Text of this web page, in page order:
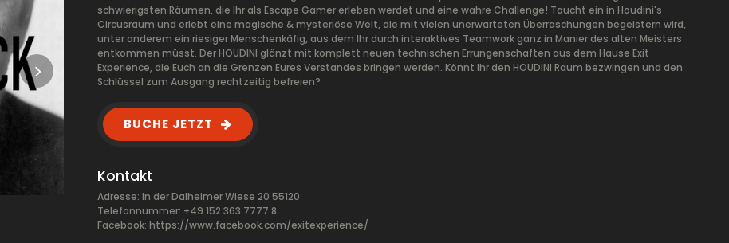
schwierigsten Räumen, die Ihr als Escape Gamer erleben werdet und eine wahre Challenge! Taucht ein in Houdini's
Circusraum und erlebt eine magische & mysteriöse Welt, die mit vielen unerwarteten Überraschungen begeistern wird,
unter anderem ein riesiger Menschenkäfig, aus dem Ihr durch interaktives Teamwork ganz in Manier des alten Meisters
entkommen müsst. Der HOUDINI glänzt mit komplett neuen technischen Errungenschaften aus dem Hause Exit
Experience, die Euch an die Grenzen Eures Verstandes bringen werden. Könnt Ihr den HOUDINI Raum bezwingen und den
Schlüssel zum Ausgang rechtzeitig befreien?
BUCHE JETZT
Kontakt
Adresse: In der Dalheimer Wiese 20 55120
Telefonnummer: +49 152 363 7777 8
Facebook: https://www.facebook.com/exitexperience/